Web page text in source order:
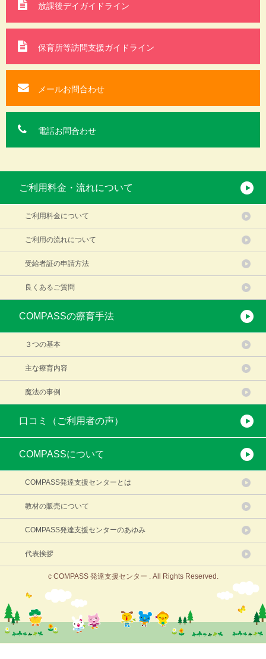
ご利用料金・流れについて
ご利用料金について
ご利用の流れについて
受給者証の申請方法
良くあるご質問
COMPASSの療育手法
３つの基本
主な療育内容
魔法の事例
口コミ（ご利用者の声）
COMPASSについて
COMPASS発達支援センターとは
教材の販売について
COMPASS発達支援センターのあゆみ
代表挨拶
放課後デイガイドライン
保育所等訪問支援ガイドライン
メールお問合わせ
電話お問合わせ
c COMPASS 発達支援センター . All Rights Reserved.